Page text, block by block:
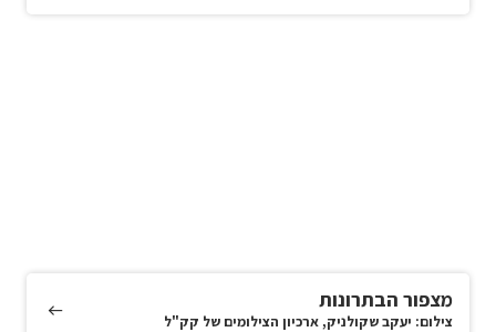
מצפור הבתרונות
צילום: יעקב שקולניק, ארכיון הצילומים של קק"ל